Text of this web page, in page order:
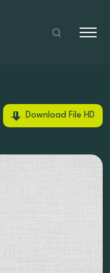
Download File HD